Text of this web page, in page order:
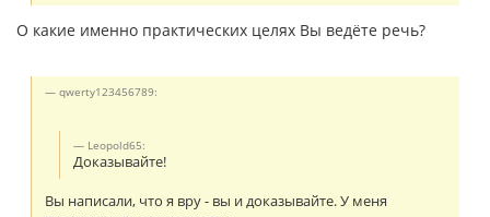
О какие именно практических целях Вы ведёте речь?
qwerty123456789:
Leopold65:
Доказывайте!
Вы написали, что я вру - вы и доказывайте. У меня